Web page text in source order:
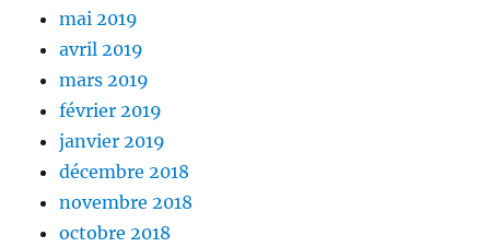
mai 2019
avril 2019
mars 2019
février 2019
janvier 2019
décembre 2018
novembre 2018
octobre 2018